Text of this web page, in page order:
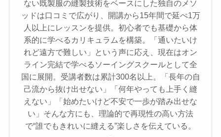
ない既製服の縫製技術をベースにした独自のメソ
ッドは口コミで広がり、開講から15年間で延べ1万
人以上にレッスンを提供。初心者でも基礎から体
系的に学べるカリキュラムを構築。「通いたいけ
れど遠方で難しい」という声に応え、現在はオン
ライン完結で学べるソーイングスクールとして全
国に展開。受講者数は累計300名以上。「長年の自
己流から抜け出せない」「何年やっても上手く縫
えない」「始めたいけど不安で一歩が踏み出せな
い」そんな方にも、理論的で再現性の高い方法
で“誰でもきれいに縫える”楽しさを伝えている。